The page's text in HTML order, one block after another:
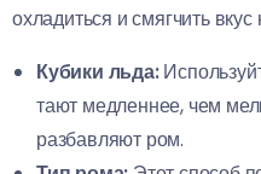
охладиться и смягчить вкус
Кубики льда:
тают медленнее, чем
разбавляют ром.